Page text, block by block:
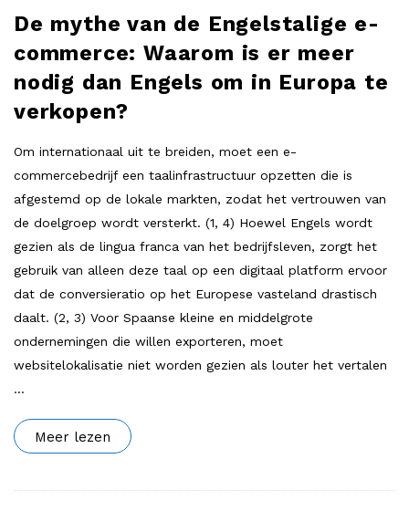
De mythe van de Engelstalige e-
commerce: Waarom is er meer
nodig dan Engels om in Europa te
verkopen?
Om internationaal uit te breiden, moet een e-
commercebedrijf een taalinfrastructuur opzetten die is
afgestemd op de lokale markten, zodat het vertrouwen van
de doelgroep wordt versterkt. (1, 4) Hoewel Engels wordt
gezien als de lingua franca van het bedrijfsleven, zorgt het
gebruik van alleen deze taal op een digitaal platform ervoor
dat de conversieratio op het Europese vasteland drastisch
daalt. (2, 3) Voor Spaanse kleine en middelgrote
ondernemingen die willen exporteren, moet
websitelokalisatie niet worden gezien als louter het vertalen
…
Meer lezen